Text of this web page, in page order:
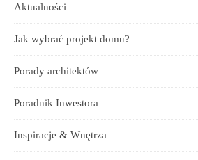
Aktualności
Jak wybrać projekt domu?
Porady architektów
Poradnik Inwestora
Inspiracje & Wnętrza